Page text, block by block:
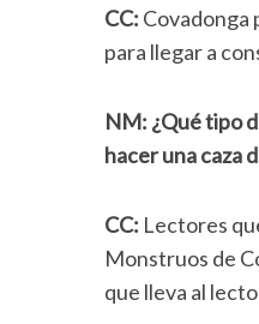
CC: Covadonga
para llegar a
NM: ¿Qué tipo
hacer una caza
CC: Lectores
Monstruos de
que lleva al